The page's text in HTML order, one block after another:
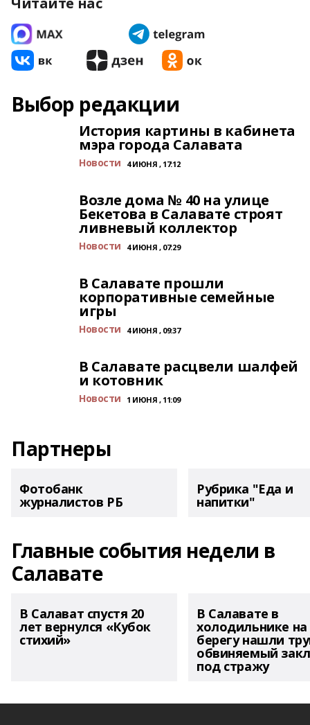
Выбор редакции
История картины в кабинета
мэра города Салавата
Новости 4 ИЮНЯ , 17:12
Возле дома № 40 на улице
Бекетова в Салавате строят
ливневый коллектор
Новости 4 ИЮНЯ , 07:29
В Салавате прошли
корпоративные семейные
игры
Новости 4 ИЮНЯ , 09:37
В Салавате расцвели шалфей
и котовник
Новости 1 ИЮНЯ , 11:09
Партнеры
Фотобанк
журналистов РБ
Рубрика "Еда и
напитки"
Главные события недели в
Салавате
В Салават спустя 20
лет вернулся «Кубок
стихий»
В Салавате в
холодильнике на
берегу нашли
обвиняемый
под стражу